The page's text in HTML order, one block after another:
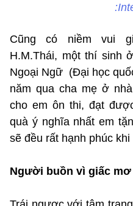
Cũng có niềm vui
H.M.Thái, một thí sinh
Ngoại Ngữ (Đại học
năm qua cha mẹ ở
cho em ôn thi, đạt
quà ý nghĩa nhất em
sẽ đều rất hạnh phúc
Người buồn vì giấc